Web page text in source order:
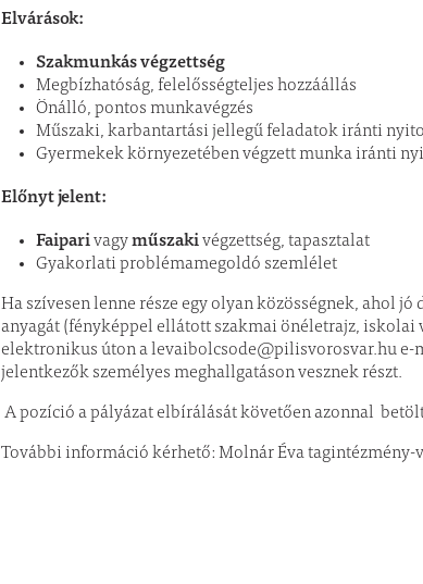
Elvárások:
Szakmunkás végzettség
Megbízhatóság, felelősségteljes hozzáállás
Önálló, pontos munkavégzés
Műszaki, karbantartási jellegű feladatok iránti
Gyermekek környezetében végzett munka iránti
Előnyt jelent:
Faipari vagyműszaki végzettség, tapasztalat
Gyakorlati problémamegoldó szemlélet
Ha szívesen lenne része egy olyan közösségnek, ahol
anyagát (fényképpel ellátott szakmai önéletrajz,
elektronikus úton a levaibolcsode@pilisvorosvar.hu
jelentkezők személyes meghallgatáson vesznek részt.
A pozíció a pályázat elbírálását követően azonnal
További információ kérhető: Molnár Éva tagintézmény-